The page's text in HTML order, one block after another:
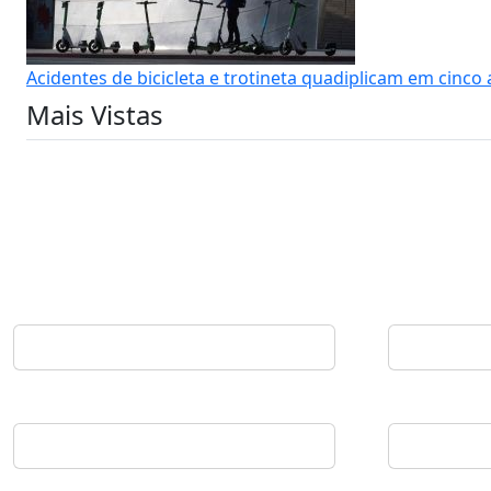
Acidentes de bicicleta e trotineta quadiplicam em cinco
Mais Vistas